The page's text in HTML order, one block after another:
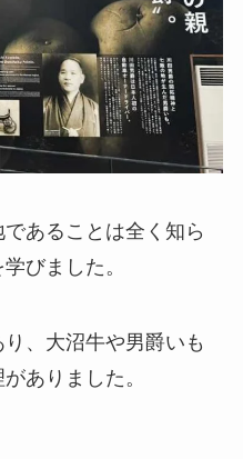
あることは全く知ら
びました。
、大沼牛や男爵いも
ありました。